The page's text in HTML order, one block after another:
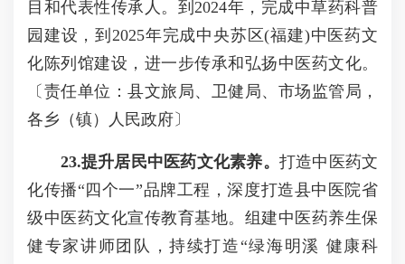
目和代表性传承人。到2024年，完成中草药科普
园建设，到2025年完成中央苏区(福建)中医药文
化陈列馆建设，进一步传承和弘扬中医药文化。
〔责任单位：县文旅局、卫健局、市场监管局，
各乡（镇）人民政府〕
23.提升居民中医药文化素养。 打造中医药文
化传播“四个一”品牌工程，深度打造县中医院省
级中医药文化宣传教育基地。组建中医药养生保
健专家讲师团队，持续打造“绿海明溪 健康科